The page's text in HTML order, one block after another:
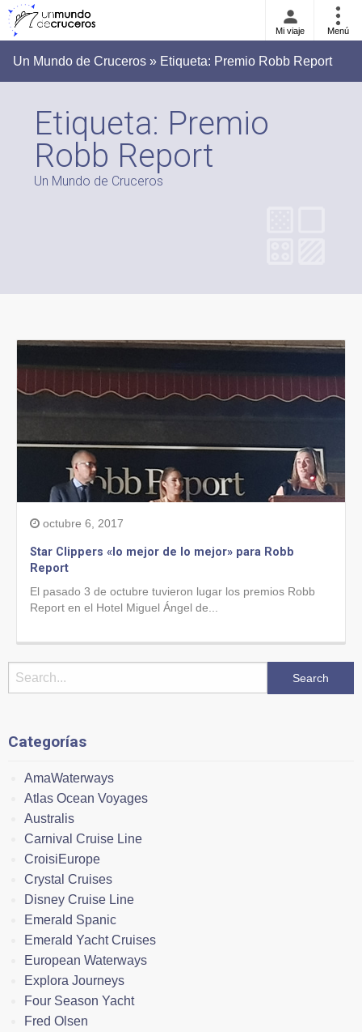
Mi viaje Menú
Un Mundo de Cruceros » Etiqueta: Premio Robb Report
Etiqueta: Premio
Robb Report
Un Mundo de Cruceros
octubre 6, 2017
Star Clippers «lo mejor de lo mejor» para Robb
Report
El pasado 3 de octubre tuvieron lugar los premios Robb
Report en el Hotel Miguel Ángel de...
Categorías
AmaWaterways
Atlas Ocean Voyages
Australis
Carnival Cruise Line
CroisiEurope
Crystal Cruises
Disney Cruise Line
Emerald Spanic
Emerald Yacht Cruises
European Waterways
Explora Journeys
Four Season Yacht
Fred Olsen